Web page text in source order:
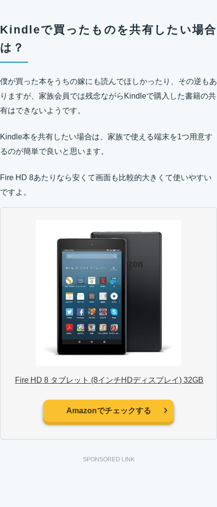
Kindleで買ったものを共有したい場合
は？
僕が買った本をうちの嫁にも読んでほしかったり、その逆もあ
りますが、家族会員では残念ながらKindleで購入した書籍の共
有はできないようです。
Kindle本を共有したい場合は、家族で使える端末を1つ用意す
るのが簡単で良いと思います。
Fire HD 8あたりなら安くて画面も比較的大きくて使いやすい
ですよ。
Fire HD 8 タブレット (8インチHDディスプレイ) 32GB
Amazonでチェックする
SPONSORED LINK